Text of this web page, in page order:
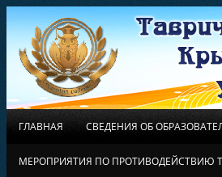
ГЛАВНАЯ СВЕДЕНИЯ ОБ
МЕРОПРИЯТИЯ ПО ПРОТИВОДЕЙСТВИЮ